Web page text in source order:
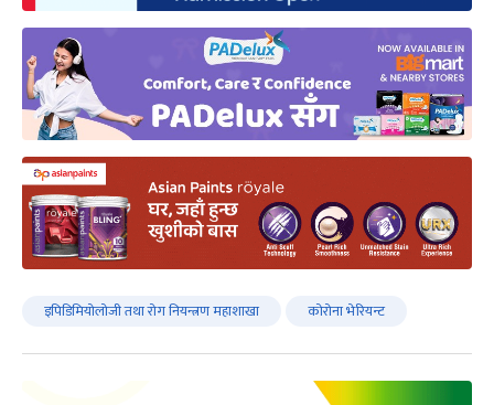
इपिडिमियोलोजी तथा रोग नियन्त्रण महाशाखा कोरोना भेरियन्ट